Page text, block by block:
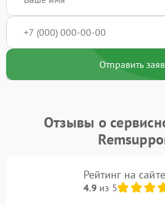
Отправить
Отзывы о
Рейтинг на сайте
4.9из 5